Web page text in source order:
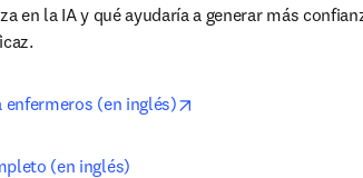
en la IA y qué ayudaría a generar más
enfermeros (en inglés)
(en inglés)